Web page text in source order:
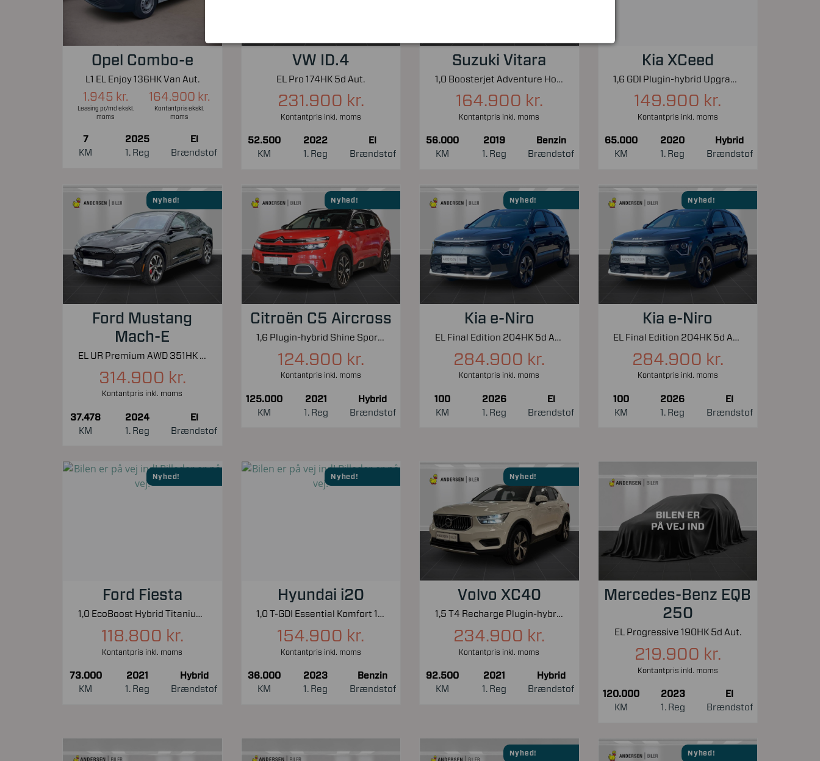
Opel Combo-e
L1 EL Enjoy 136HK Van Aut.
1.945 kr.
Leasing pr/md ekskl.
moms
164.900 kr.
Kontantpris ekskl.
moms
7
KM
2025
1. Reg
El
Brændstof
VW ID.4
EL Pro 174HK 5d Aut.
231.900 kr.
Kontantpris inkl. moms
52.500
KM
2022
1. Reg
El
Brændstof
Suzuki Vitara
1,0 Boosterjet Adventure Holiday 112HK 5d 6g Aut.
164.900 kr.
Kontantpris inkl. moms
56.000
KM
2019
1. Reg
Benzin
Brændstof
Kia XCeed
1,6 GDI Plugin-hybrid Upgrade m/Plus DCT 141HK 5d 6g Aut.
149.900 kr.
Kontantpris inkl. moms
65.000
KM
2020
1. Reg
Hybrid
Brændstof
Nyhed!
Ford Mustang
Mach-E
EL UR Premium AWD 351HK 5d Aut.
314.900 kr.
Kontantpris inkl. moms
37.478
KM
2024
1. Reg
El
Brændstof
Nyhed!
Citroën C5 Aircross
1,6 Plugin-hybrid Shine Sport EAT8 225HK 5d 8g Aut.
124.900 kr.
Kontantpris inkl. moms
125.000
KM
2021
1. Reg
Hybrid
Brændstof
Nyhed!
Kia e-Niro
EL Final Edition 204HK 5d Aut.
284.900 kr.
Kontantpris inkl. moms
100
KM
2026
1. Reg
El
Brændstof
Nyhed!
Kia e-Niro
EL Final Edition 204HK 5d Aut.
284.900 kr.
Kontantpris inkl. moms
100
KM
2026
1. Reg
El
Brændstof
Nyhed!
Ford Fiesta
1,0 EcoBoost Hybrid Titanium X Start/Stop 125HK 5d 6g
118.800 kr.
Kontantpris inkl. moms
73.000
KM
2021
1. Reg
Hybrid
Brændstof
Nyhed!
Hyundai i20
1,0 T-GDI Essential Komfort 100HK 5d 6g
154.900 kr.
Kontantpris inkl. moms
36.000
KM
2023
1. Reg
Benzin
Brændstof
Nyhed!
Volvo XC40
1,5 T4 Recharge Plugin-hybrid Inscription Expression 211HK 5d 7g Aut.
234.900 kr.
Kontantpris inkl. moms
92.500
KM
2021
1. Reg
Hybrid
Brændstof
Mercedes-Benz EQB
250
EL Progressive 190HK 5d Aut.
219.900 kr.
Kontantpris inkl. moms
120.000
KM
2023
1. Reg
El
Brændstof
Nyhed! Nyhed!